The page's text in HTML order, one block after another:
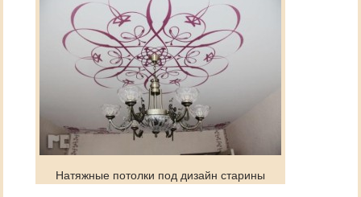
Натяжные потолки под дизайн старины